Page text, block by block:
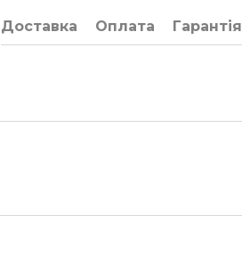
Доставка Оплата Гарантія